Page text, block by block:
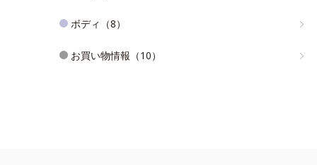
ボディ（8）
お買い物情報（10）